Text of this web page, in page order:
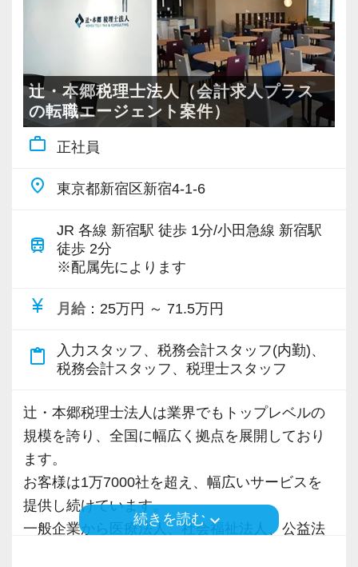
いる会社です。
私も新しい経験にチャレンジしたいと思い、渋
谷オフィスの開設に合わせて、責任者になりた
いと立候補しました。
主体性のある人にはキャリアアップとレベルア
ップのチャンスも広がり、経験者なら実務だけ
でなくマネジメントの経験も積めます。
オフィス責任者として心がけているのは、何で
も気軽に話せる雰囲気と一人一人の考え方を尊
重することです。
常に柔軟さを忘れずに接したいと思っていま
スタッフの成長にともないお客様からも信頼さ
ですね。
“明るくて仲が良い”というのも当社の特徴。
良くも悪くも“おせっかい”な人が多く、お客様の
ために、一緒に働く仲間のために、本気になれ
る熱い人が多いです。
昇格のスピードも早く、やりがいや成長してい
税務能力検定等の資格検定に合格するともらえ
る「合格手当」など、当社ならではの制度を設
けているので、ぜひ活用してください。
詳しくはこちら（リンク先：https://www.tokyo-
consulting.com/recruit/environment/benefits）
【成長のための5つのこだわりを大事にしていま
す】
ポンス・プラス思考・有言実行・他責禁止・気
配り」を掲げ、一人ひとりが実行しています。
より多くの「ありがとう」と笑顔をいただき続
けるために「情熱家であれ！」がモットーで
【求職者へのメッセージ】
では扱うことのない専門性が高い業務をお任せ
します。
そのため、勢いだけではどうにもならない課題
や問題点もでてきますが、一つずつ確実に乗り
越えていきましょう！
常に自ら学ぶ姿勢で臨んでください。着実に実
【こんな方を求めています】
・情熱を持って仕事ができ、途中で諦めない人
・責任感を持って仕事に取り組める人
・積極性と向上心を持ち合わせている人
・若手を引っ張っていくリーダーになれる人
【ITシステム完備で効率よく業務をこなせま
す】
代表が作業環境にも気を配っており、デュアル
モニターを全席設置。
入力もAI-OCRを使用して、業務効率化とペーパ
ーレス化を進めています。kintoneや
LINEWORKS、クラウドサインなどを活用して
いるので効率よくストレスフリーに業務をこな
せます。
【明確なキャリアパスで成長をバックアップし
ます】
キャリアステップは等級制（1〜6等級）で、求
められる業務レベルや役割を明確にしていま
す。目標設定がしやすく、成長を実感しながら
レンジしたい気持ちには適切に機会を提供する
ことで応えたいと考えています。
【採用基準は “スタンス ＞ 能力” 】
プロフェッショナルとしての気概があり、ファ
ーストクラスのコンサルティングサービスを提
供するために“学習と成長を続ける”専門家組織。
これを実現するには、組織として適切な成長の
「場」を作るとともに、メンバー自身がその環
境を活用して自分自身で主体的に経験を積もう
とする認識を持っていることが必要です。
なく、それらから学びを抽出し、将来に渡って
つことこそが重要だと考えています。
の能力偏重の採用基準を捨て、クライアントと
の約束＝バリューである『成長のための7UP』
に基づく人物重視・スタンス重視の新しい採用
基準を掲げています。
◆ 素直であること
◆ 善良であること
辻・本郷税理士法人では人材育成を重要な課題
として取り組んでいます。
新人研修、マネージャー研修、全体研修、個別
事例研修など用意しながらスタッフの成長をバ
ックアップしています。
他にも会計人として押さえるべき重要項目につ
いて法改正に関する勉強会や内部・外部から講
師陣を招きスタッフ全体で知識の共有を図りま
組織内には税理士、公認会計士、中小企業診断
スパートが集結しています。
進めることもありますので、他のエキスパート
ルを磨けます。
会計事務所に限らずこれまでのご経験や取得さ
れた資格など、大いに活かしながら活躍するこ
とが出来ます。
◆お客様を税務・会計の面からサポートしたい
辻・本郷税理士法人（会計求人プラス
の転職エージェント案件）
work_outline 正社員
place 東京都新宿区新宿4-1-6
train
JR 各線 新宿駅 徒歩 1分/小田急線 新宿駅
徒歩 2分
※配属先によります
currency_yen 月給 ：25万円 ～ 71.5万円
content_paste
入力スタッフ、税務会計スタッフ(内勤)、
税務会計スタッフ、税理士スタッフ
辻・本郷税理士法人は業界でもトップレベルの
規模を誇り、全国に幅広く拠点を展開しており
ます。
お客様は1万7000社を超え、幅広いサービスを
提供し続けています。
一般企業から医療法人、社会福祉法人、公益法
続きを読む keyboard_arrow_down